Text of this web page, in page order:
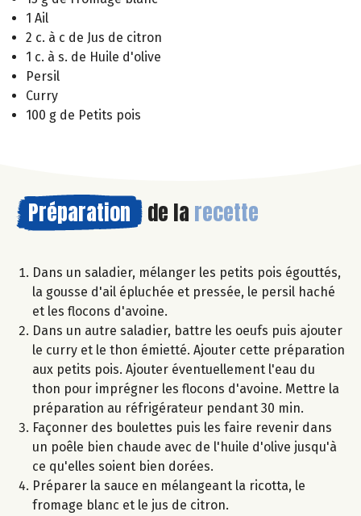
1 Ail
2 c. à c de Jus de citron
1 c. à s. de Huile d'olive
Persil
Curry
100 g de Petits pois
Préparation de la recette
Dans un saladier, mélanger les petits pois égouttés,
la gousse d'ail épluchée et pressée, le persil haché
et les flocons d'avoine.
Dans un autre saladier, battre les oeufs puis ajouter
le curry et le thon émietté. Ajouter cette préparation
aux petits pois. Ajouter éventuellement l'eau du
thon pour imprégner les flocons d'avoine. Mettre la
préparation au réfrigérateur pendant 30 min.
Façonner des boulettes puis les faire revenir dans
un poêle bien chaude avec de l'huile d'olive jusqu'à
ce qu'elles soient bien dorées.
Préparer la sauce en mélangeant la ricotta, le
fromage blanc et le jus de citron.